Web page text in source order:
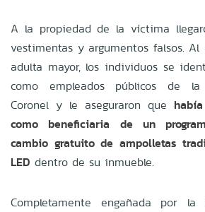
A la propiedad de la víctima
vestimentas y argumentos falsos.
adulta mayor, los individuos se
como empleados públicos de
Coronel y le aseguraron que
como beneficiaria de un
cambio gratuito de ampolletas
LED dentro de su inmueble.
Completamente engañada por